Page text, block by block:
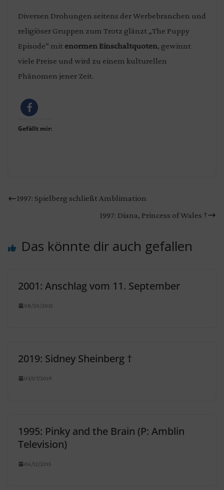
Diversen Drohungen seitens der Werbebranchen und
religiöser Gruppen zum Trotz glänzt „The Puppy
Episode“ mit enormen Einschaltquoten, gewinnt
viele Preise und wird zu einem kulturellen
Phänomen jener Zeit.
Gefällt mir:
1997: Spielberg schließt Amblimation
1997: Diana, Princess of Wales †
Das könnte dir auch gefallen
2001: Anschlag vom 11. September
08/20/2015
2019: Sidney Sheinberg †
03/07/2019
1995: Pinky and the Brain (P: Amblin
Television)
06/12/2015